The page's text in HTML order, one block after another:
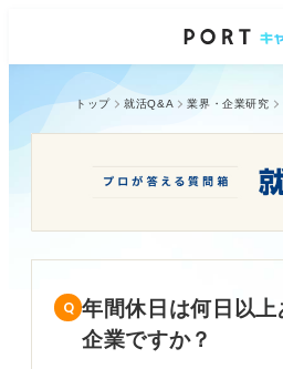
トップ 就活Q&A 業界・企業研究
年間休日は何日以上
企業ですか？